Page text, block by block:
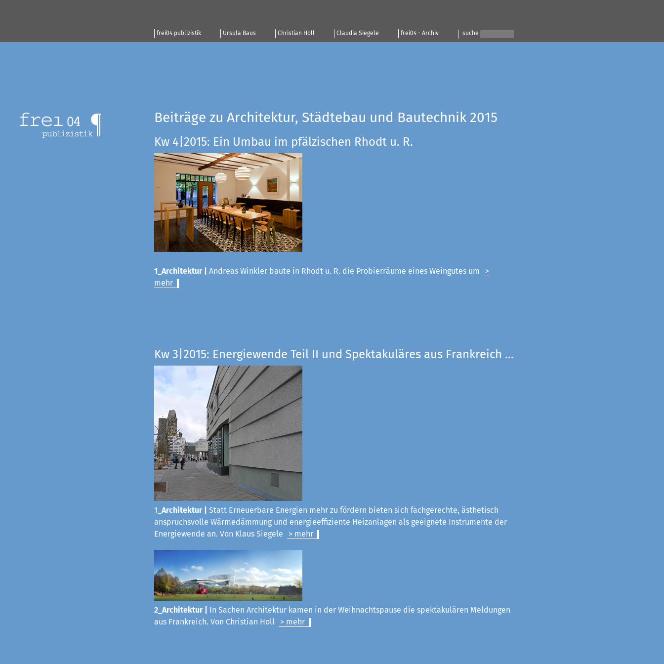
frei04 publizistik Ursula Baus Christian Holl Claudia Siegele frei04 - Archiv suche
Beiträge zu Architektur, Städtebau und Bautechnik 2015
Kw 4|2015: Ein Umbau im pfälzischen Rhodt u. R.
1_Architektur | Andreas Winkler baute in Rhodt u. R. die Probierräume eines Weingutes um
>
mehr
Kw 3|2015: Energiewende Teil II und Spektakuläres aus Frankreich ...
1_ Architektur|
Statt Erneuerbare Energien mehr zu fördern bieten sich fachgerechte, ästhetisch
anspruchsvolle Wärmedämmung und energieeffiziente Heizanlagen als geeignete Instrumente der
Energiewende an. Von Klaus Siegele > mehr
2_Architektur |
In Sachen Architektur kamen in der Weihnachtspause die spektakulären Meldungen
aus Frankreich. Von Christian Holl
> mehr